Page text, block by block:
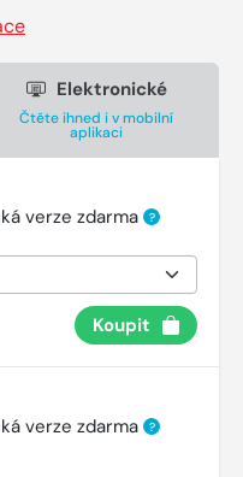
Elektronické
Čtěte ihned i v mobilní
aplikaci
verze zdarma ?
Koupit
verze zdarma ?